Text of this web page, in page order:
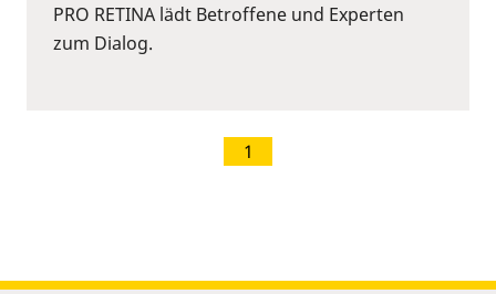
PRO RETINA lädt Betroffene und Experten
zum Dialog.
1